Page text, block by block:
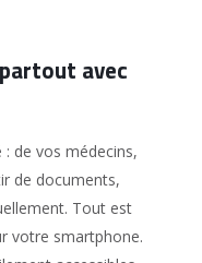
avec
de vos médecins,
de documents,
Tout est
votre smartphone.